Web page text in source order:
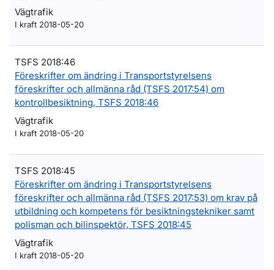
Vägtrafik
I kraft 2018-05-20
TSFS 2018:46
Föreskrifter om ändring i Transportstyrelsens
föreskrifter och allmänna råd (TSFS 2017:54) om
kontrollbesiktning, TSFS 2018:46
Vägtrafik
I kraft 2018-05-20
TSFS 2018:45
Föreskrifter om ändring i Transportstyrelsens
föreskrifter och allmänna råd (TSFS 2017:53) om krav på
utbildning och kompetens för besiktningstekniker samt
polisman och bilinspektör, TSFS 2018:45
Vägtrafik
I kraft 2018-05-20